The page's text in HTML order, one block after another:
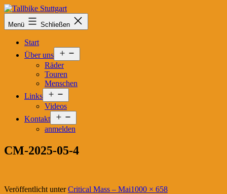
Zum
Inhalt
springen
Tallbike
Stuttgart
Menü Schließen
Start
Über uns
öffnen
Räder
Touren
Menschen
Links
öffnen
Videos
Kontakt
öffnen
anmelden
CM-2025-05-4
Veröffentlicht unterCritical Mass – MaiOriginalgröße
1000 × 658